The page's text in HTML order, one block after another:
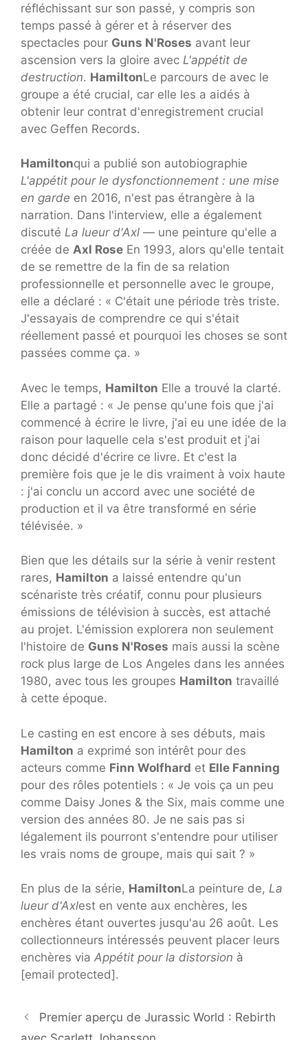
réfléchissant sur son passé, y compris son
temps passé à gérer et à réserver des
spectacles pour Guns N'Roses avant leur
ascension vers la gloire avec L'appétit de
destruction. HamiltonLe parcours de avec le
groupe a été crucial, car elle les a aidés à
obtenir leur contrat d'enregistrement crucial
avec Geffen Records.
Hamiltonqui a publié son autobiographie
L'appétit pour le dysfonctionnement : une mise
en garde en 2016, n'est pas étrangère à la
narration. Dans l'interview, elle a également
discuté La lueur d'Axl — une peinture qu'elle a
créée de Axl Rose En 1993, alors qu'elle tentait
de se remettre de la fin de sa relation
professionnelle et personnelle avec le groupe,
elle a déclaré : « C'était une période très triste.
J'essayais de comprendre ce qui s'était
réellement passé et pourquoi les choses se sont
passées comme ça. »
Avec le temps, Hamilton Elle a trouvé la clarté.
Elle a partagé : « Je pense qu'une fois que j'ai
commencé à écrire le livre, j'ai eu une idée de la
raison pour laquelle cela s'est produit et j'ai
donc décidé d'écrire ce livre. Et c'est la
première fois que je le dis vraiment à voix haute
: j'ai conclu un accord avec une société de
production et il va être transformé en série
télévisée. »
Bien que les détails sur la série à venir restent
rares, Hamilton a laissé entendre qu'un
scénariste très créatif, connu pour plusieurs
émissions de télévision à succès, est attaché
au projet. L'émission explorera non seulement
l'histoire de Guns N'Roses mais aussi la scène
rock plus large de Los Angeles dans les années
1980, avec tous les groupes Hamilton travaillé
à cette époque.
Le casting en est encore à ses débuts, mais
Hamilton a exprimé son intérêt pour des
acteurs comme Finn Wolfhard et Elle Fanning
pour des rôles potentiels : « Je vois ça un peu
comme Daisy Jones & the Six, mais comme une
version des années 80. Je ne sais pas si
légalement ils pourront s'entendre pour utiliser
les vrais noms de groupe, mais qui sait ? »
En plus de la série, HamiltonLa peinture de, La
lueur d'Axlest en vente aux enchères, les
enchères étant ouvertes jusqu'au 26 août. Les
collectionneurs intéressés peuvent placer leurs
enchères via Appétit pour la distorsion à
[email protected] .
Premier aperçu de Jurassic World : Rebirth